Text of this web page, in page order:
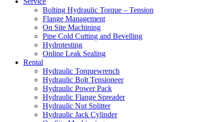
Bolting Hydraulic Torque – Tension
Flange Management
On Site Machining
Pipe Cold Cutting and Bevelling
Hydrotesting
Online Leak Sealing
Rental
Hydraulic Torquewrench
Hydraulic Bolt Tensioneer
Hydraulic Power Pack
Hydraulic Flange Spreader
Hydraulic Nut Splitter
Hydraulic Jack Cylinder